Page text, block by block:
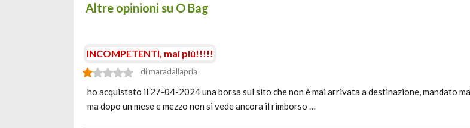
Altre opinioni su O Bag
INCOMPETENTI, mai più!!!!!
di maradallapria
ho acquistato il 27-04-2024 una borsa sul sito che non è mai arrivata a destinazione, mandato
ma dopo un mese e mezzo non si vede ancora il rimborso …